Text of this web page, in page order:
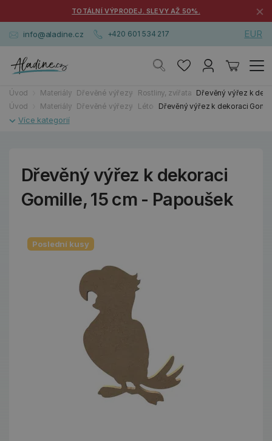
TOTÁLNÍ VÝPRODEJ. SLEVY AŽ 50%. ×
info@aladine.cz +420 601 534 217 EUR
Úvod Materiály Dřevěné výřezy Rostliny, zvířata Dřevěný výřez k
Úvod
Materiály Dřevěné výřezy Léto Dřevěný výřez k dekoraci
Dřevěný výřez k dekoraci
Gomille, 15 cm - Papoušek
Poslední kusy